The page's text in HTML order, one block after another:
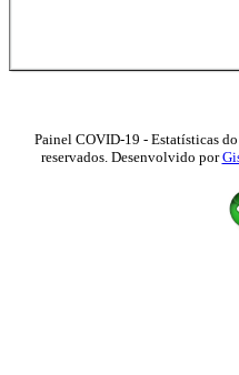
Painel COVID-19 - Estatísticas
reservados. Desenvolvido por